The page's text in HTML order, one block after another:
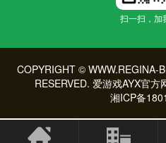
扫一扫，加
COPYRIGHT © WWW.REGINA-
RESERVED. 爱游戏AYX官方
湘ICP备